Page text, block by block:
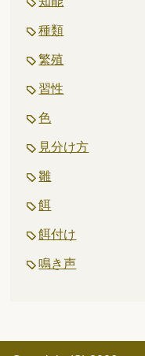
種類
繁殖
習性
色
見分け方
雛
餌
餌付け
鳴き声